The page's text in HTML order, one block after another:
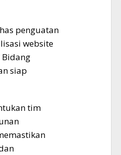
penguatan
website
Bidang
siap
tim